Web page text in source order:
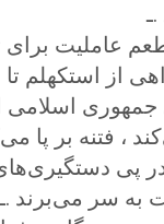
طعم عاملیت
از استکهلم تا
اسلامی
فتنه بر پا
پی
به سر می‌برند .ـ